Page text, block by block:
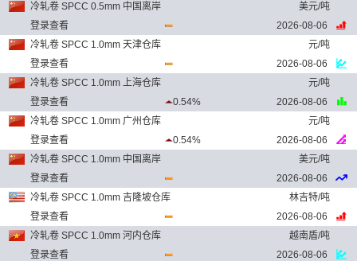
冷轧卷 SPCC 0.5mm 中国离岸
美元/吨
登录查看
2026-08-06
冷轧卷 SPCC 1.0mm 天津仓库
元/吨
登录查看
2026-08-06
冷轧卷 SPCC 1.0mm 上海仓库
元/吨
登录查看
0.54%
2026-08-06
冷轧卷 SPCC 1.0mm 广州仓库
元/吨
登录查看
0.54%
2026-08-06
冷轧卷 SPCC 1.0mm 中国离岸
美元/吨
登录查看
2026-08-06
冷轧卷 SPCC 1.0mm 吉隆坡仓库
林吉特/吨
登录查看
2026-08-06
冷轧卷 SPCC 1.0mm 河内仓库
越南盾/吨
登录查看
2026-08-06